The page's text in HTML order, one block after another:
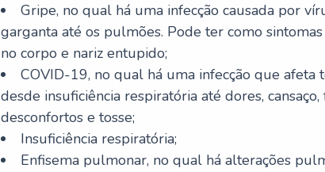
Gripe, no qual há uma infecção causada por
garganta até os pulmões. Pode ter como
no corpo e nariz entupido;
COVID-19, no qual há uma infecção que afeta
desde insuficiência respiratória até dores,
desconfortos e tosse;
Insuficiência respiratória;
Enfisema pulmonar, no qual há alterações